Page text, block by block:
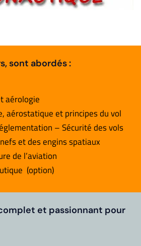
sont abordés :
aérologie
aérostatique et principes du vol
– Sécurité des vols
et des engins spatiaux
de l’aviation
(option)
et passionnant pour